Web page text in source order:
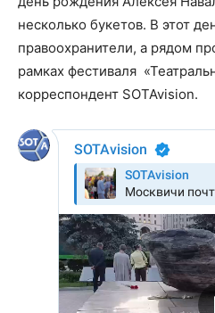
несколько букетов. В этот
правоохранители, а рядом
рамках фестиваля
корреспондент SOTAvision.